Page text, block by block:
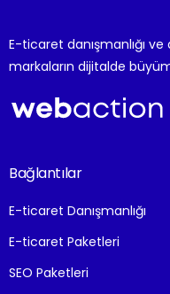
E-ticaret danışmanlığı
markaların dijitalde
Bağlantılar
E-ticaret Danışmanlığı
E-ticaret Paketleri
SEO Paketleri